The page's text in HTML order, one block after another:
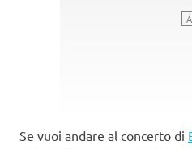
Se vuoi andare al concerto di